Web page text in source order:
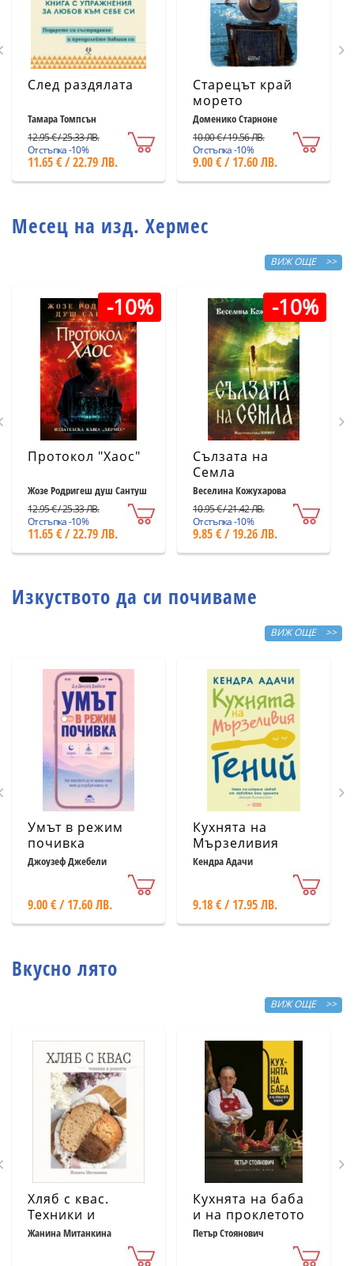
След раздялата
Тамара Томпсън
12.95 € / 25.33 ЛВ.
Отстъпка -10%
11.65 € / 22.79 ЛВ.
Старецът край
морето
Доменико Старноне
10.00 € / 19.56 ЛВ.
Отстъпка -10%
9.00 € / 17.60 ЛВ.
Месец на изд. Хермес
ВИЖ ОЩЕ >>
-10%
Протокол "Хаос"
Жозе Родригеш душ Сантуш
12.95 € / 25.33 ЛВ.
Отстъпка -10%
11.65 € / 22.79 ЛВ.
-10%
Сълзата на
Семла
Веселина Кожухарова
10.95 € / 21.42 ЛВ.
Отстъпка -10%
9.85 € / 19.26 ЛВ.
Изкуството да си почиваме
ВИЖ ОЩЕ >>
Умът в режим
почивка
Джоузеф Джебели
9.00 € / 17.60 ЛВ.
Кухнята на
Мързеливия
гений
Кендра Адачи
9.18 € / 17.95 ЛВ.
Вкусно лято
ВИЖ ОЩЕ >>
Хляб с квас.
Техники и
рецепти
Жанина Митанкина
Кухнята на баба
и на проклетото
й внуче
Петър Стоянович